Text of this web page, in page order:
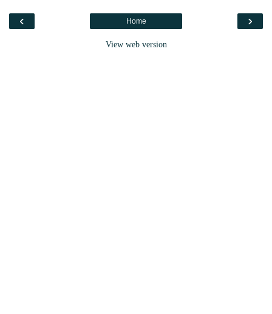
‹ ›
Home
View web version